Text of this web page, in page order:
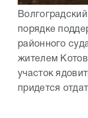
порядке
районного
жителем
участок
придется